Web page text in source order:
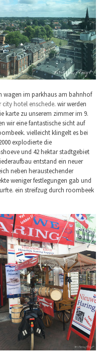
wagen im parkhaus am bahnhof
city hotel enschede. wir werden
karte zu unserem zimmer im 9.
wir eine fantastische sicht auf
vielleicht klingelt es bei
explodierte die
und 42 hektar stadtgebiet
entstand ein neuer
neben heraustechender
weniger festlegungen gab und
ein streifzug durch roombeek